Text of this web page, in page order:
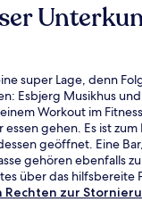
super Lage, denn
Esbjerg Musikhus
Workout im
gehen. Es ist zum
geöffnet. Eine
gehören ebenfalls
über das hilfsbereite
zur